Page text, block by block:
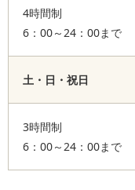
4時間制
6：00～24：00まで
土・日・祝日
3時間制
6：00～24：00まで